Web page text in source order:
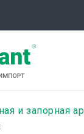
и запорная